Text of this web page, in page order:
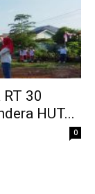
30
HUT...
0